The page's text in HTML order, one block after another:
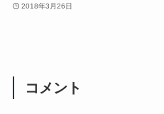
2018年3月26日
コメント